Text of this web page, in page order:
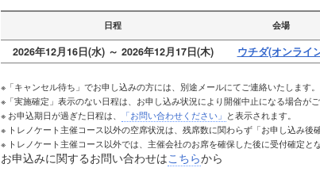
日程 会場
2026年12月16日(水) ～ 2026年12月17日(木) ウチダ(オンライ
※「キャンセル待ち」でお申し込みの方には、別途メールにてご連絡いたします。
※「実施確定」表示のない日程は、お申し込み状況により開催中止になる場合がご
※ お申込期日が過ぎた日程は、
「お問い合わせください」 と表示されます。
※ トレノケート主催コース以外の空席状況は、残席数に関わらず「お申し込み後
※ トレノケート主催コース以外では、主催会社のお席を確保した後に受付確定とな
お申込みに関するお問い合わせはこちらから